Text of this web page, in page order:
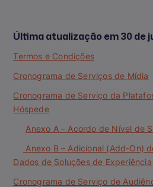
Última atualização em 30 de
Termos e Condições
Cronograma de Serviços de Mídia
Cronograma de Serviço da
Hóspede
Anexo A – Acordo de Nível de
Anexo B – Adicional (Add-On)
Dados de Soluções de
Cronograma de Serviço de